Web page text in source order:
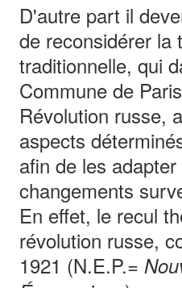
D'autre part il
de reconsidérer la
traditionnelle, qui
Commune de
Révolution russe,
aspects
afin de les
changements
En effet, le recul
révolution russe,
1921 (N.E.P.=